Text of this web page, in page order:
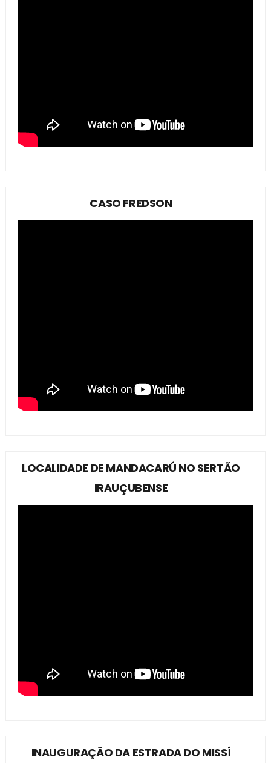
CASO FREDSON
LOCALIDADE DE MANDACARÚ NO SERTÃO
IRAUÇUBENSE
INAUGURAÇÃO DA ESTRADA DO MISSÍ